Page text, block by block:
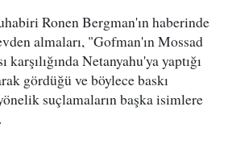
Ronen Bergman'ın haberinde
almaları, "Gofman'ın Mossad
karşılığında Netanyahu'ya yaptığı
gördüğü ve böylece baskı
suçlamaların başka isimlere